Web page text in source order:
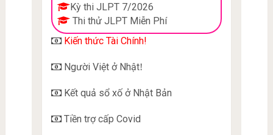
Kỳ thi JLPT 7/2026
Thi thử JLPT Miễn Phí
Kiến thức Tài Chính!
Người Việt ở Nhật!
Kết quả sổ xố ở Nhật Bản
Tiền trợ cấp Covid